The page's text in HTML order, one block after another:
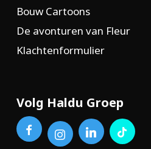
Bouw Cartoons
De avonturen van Fleur
Klachtenformulier
Volg Haldu Groep